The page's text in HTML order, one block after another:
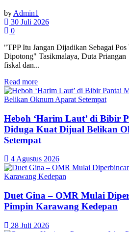
by Admin1
30 Juli 2026
0
"TPP Itu Jangan Dijadikan Sebagai
Dipotong" Tasikmalaya, Duta
fiskal dan...
Read more
Heboh ‘Harim Laut’ di Bibir
Diduga Kuat Dijual Belikan
Setempat
4 Agustus 2026
Duet Gina – OMR Mulai
Pimpin Karawang Kedepan
28 Juli 2026